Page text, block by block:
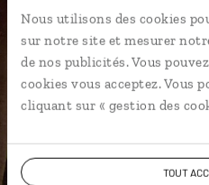
Nous utilisons des cookies
sur notre site et mesurer
de nos publicités. Vous
cookies vous acceptez. Vous
cliquant sur « gestion des
TOUT
L’itinéraire vers
Notre sélection
Les plus belles
géolocalisées
L'album
vous-même